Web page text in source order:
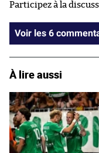
Participez à la
Voir les 6
À lire aussi